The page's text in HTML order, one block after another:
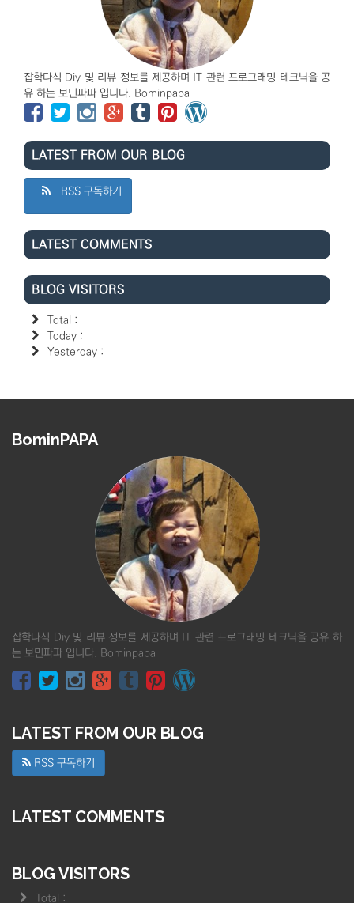
잡학다식 Diy 및 리뷰 정보를 제공하며 IT 관련 프로그래밍 테크닉을 공
유 하는 보민파파 입니다. Bominpapa
LATEST FROM OUR BLOG
RSS 구독하기
LATEST COMMENTS
BLOG VISITORS
Total :
Today :
Yesterday :
BominPAPA
잡학다식 Diy 및 리뷰 정보를 제공하며 IT 관련 프로그래밍 테크닉을 공유 하
는 보민파파 입니다. Bominpapa
LATEST FROM OUR BLOG
RSS 구독하기
LATEST COMMENTS
BLOG VISITORS
Total :